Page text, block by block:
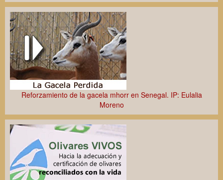
Calidad del agua subterránea y cambio global
XVIII Jornadas Científicas de la EEZA
Reforzamiento de la gacela mhorr en Senegal. IP: Eulalia
Moreno